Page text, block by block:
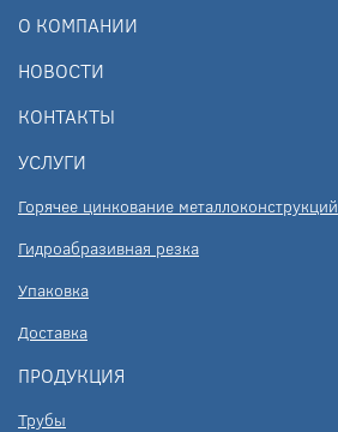
О КОМПАНИИ
НОВОСТИ
КОНТАКТЫ
УСЛУГИ
Горячее цинкование металлоконструкций
Гидроабразивная резка
Упаковка
Доставка
ПРОДУКЦИЯ
Трубы